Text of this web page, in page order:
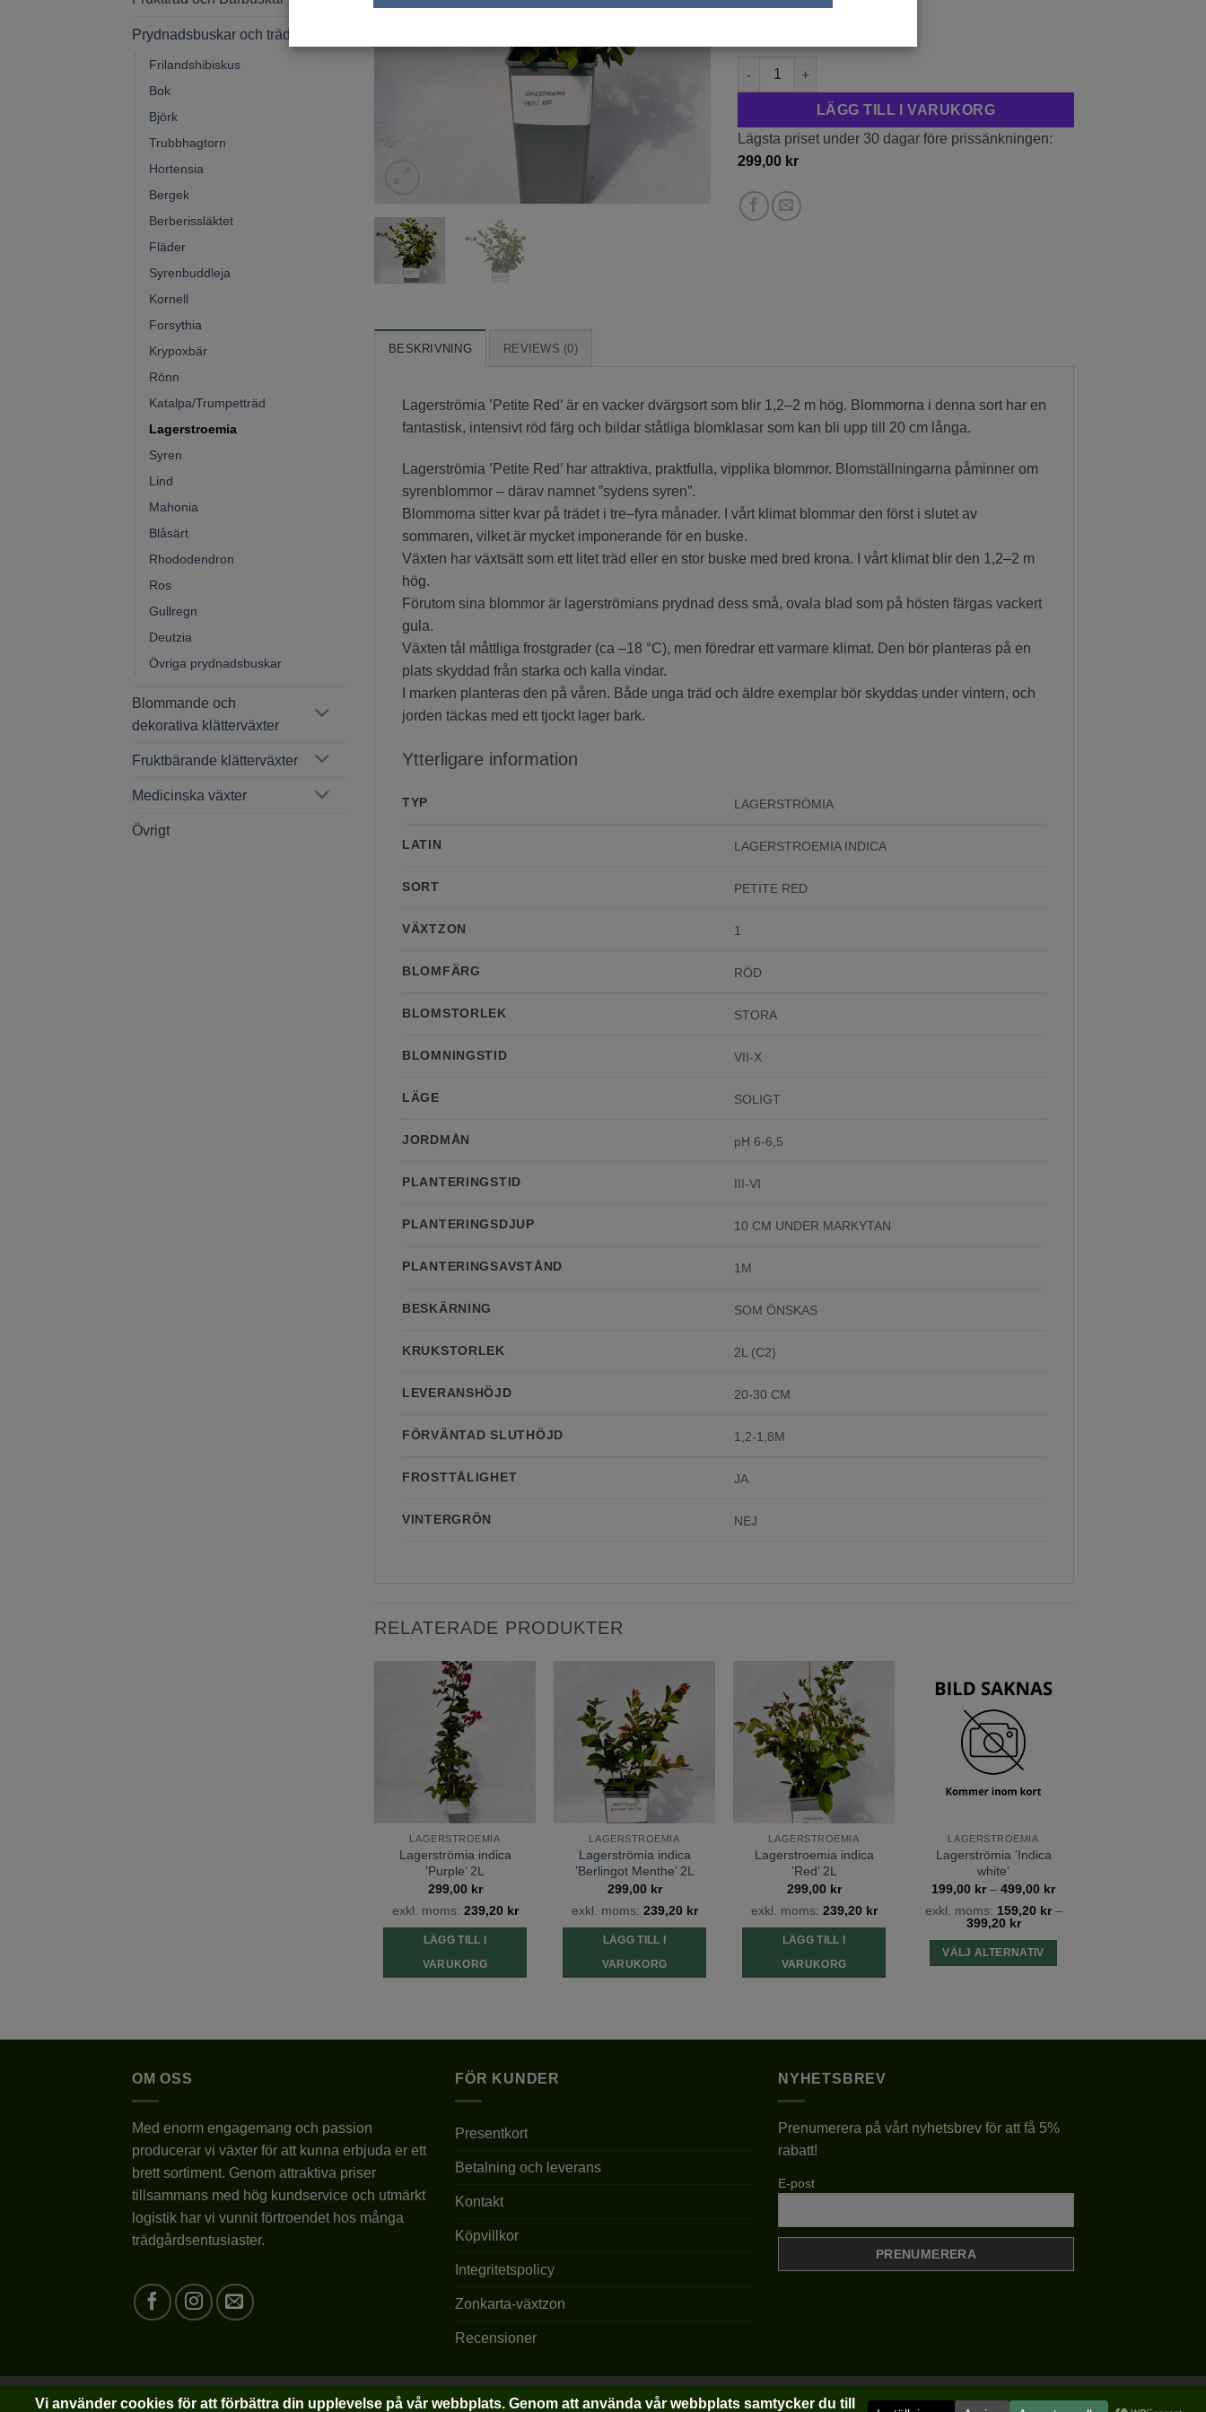
Prydnadsbuskar och träd
Frilandshibiskus
Bok
Björk
Trubbhagtorn
Hortensia
Bergek
Berberissläktet
Fläder
Syrenbuddleja
Kornell
Forsythia
Krypoxbär
Rönn
Katalpa/Trumpetträd
Lagerstroemia
Syren
Lind
Mahonia
Blåsärt
Rhododendron
Ros
Gullregn
Deutzia
Övriga prydnadsbuskar
Blommande och
dekorativa klätterväxter
Fruktbärande klätterväxter
Medicinska växter
Övrigt
Lagerströmia indica 'Petite Red' 2L mängd
LÄGG TILL I VARUKORG
Lägsta priset under 30 dagar före prissänkningen:
299,00 kr
BESKRIVNING REVIEWS (0)
Lagerströmia ’Petite Red’ är en vacker dvärgsort som blir 1,2–2 m hög. Blommorna i denna sort har en
fantastisk, intensivt röd färg och bildar ståtliga blomklasar som kan bli upp till 20 cm långa.
Lagerströmia ’Petite Red’ har attraktiva, praktfulla, vipplika blommor. Blomställningarna påminner om
syrenblommor – därav namnet ”sydens syren”.
Blommorna sitter kvar på trädet i tre–fyra månader. I vårt klimat blommar den först i slutet av
sommaren, vilket är mycket imponerande för en buske.
Växten har växtsätt som ett litet träd eller en stor buske med bred krona. I vårt klimat blir den 1,2–2 m
hög.
Förutom sina blommor är lagerströmians prydnad dess små, ovala blad som på hösten färgas vackert
gula.
Växten tål måttliga frostgrader (ca –18 °C), men föredrar ett varmare klimat. Den bör planteras på en
plats skyddad från starka och kalla vindar.
I marken planteras den på våren. Både unga träd och äldre exemplar bör skyddas under vintern, och
jorden täckas med ett tjockt lager bark.
Ytterligare information
TYP LAGERSTRÖMIA
LATIN LAGERSTROEMIA INDICA
SORT PETITE RED
VÄXTZON 1
BLOMFÄRG RÖD
BLOMSTORLEK STORA
BLOMNINGSTID VII-X
LÄGE SOLIGT
JORDMÅN pH 6-6,5
PLANTERINGSTID III-VI
PLANTERINGSDJUP 10 CM UNDER MARKYTAN
PLANTERINGSAVSTÅND 1M
BESKÄRNING SOM ÖNSKAS
KRUKSTORLEK 2L (C2)
LEVERANSHÖJD 20-30 CM
FÖRVÄNTAD SLUTHÖJD 1,2-1,8M
FROSTTÅLIGHET JA
VINTERGRÖN NEJ
RELATERADE PRODUKTER
Lägg till
önskelista
LAGERSTROEMIA
Lagerströmia indica
’Purple’ 2L
299,00 kr
exkl. moms: 239,20 kr
LÄGG TILL I
VARUKORG
Lägg till
önskelista
LAGERSTROEMIA
Lagerströmia indica
’Berlingot Menthe’ 2L
299,00 kr
exkl. moms: 239,20 kr
LÄGG TILL I
VARUKORG
Lägg till
önskelista
LAGERSTROEMIA
Lagerstroemia indica
’Red’ 2L
299,00 kr
exkl. moms: 239,20 kr
LÄGG TILL I
VARUKORG
önskelista
LAGERSTROEMIA
Lagerströmia ’Indica
white’
199,00 kr – 499,00 krPrisintervall:
till
exkl. moms: 159,20 kr–
399,20 kr
VÄLJ ALTERNATIV
olika
väljas
produktsidan
OM OSS
Med enorm engagemang och passion
producerar vi växter för att kunna erbjuda er ett
brett sortiment. Genom attraktiva priser
tillsammans med hög kundservice och utmärkt
logistik har vi vunnit förtroendet hos många
trädgårdsentusiaster.
FÖR KUNDER
Presentkort
Betalning och leverans
Kontakt
Köpvillkor
Integritetspolicy
Zonkarta-växtzon
Recensioner
NYHETSBREV
Prenumerera på vårt nyhetsbrev för att få 5%
rabatt!
E-post
Klarna Visa MasterCard